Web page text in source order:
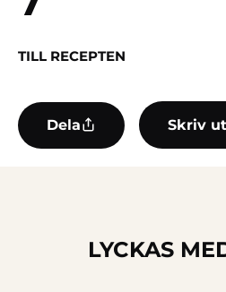
TILL RECEPTEN
Dela Skriv ut
LYCKAS